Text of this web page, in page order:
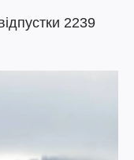
2239